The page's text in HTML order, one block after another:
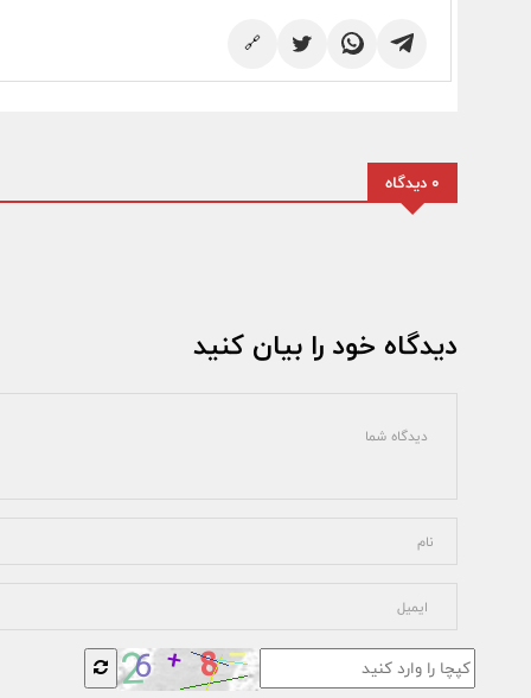
🔗
0 دیدگاه
دیدگاه خود را بیان کنید